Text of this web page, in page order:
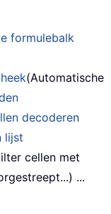
formulebalk
(Automatische
decoderen
lijst
cellen met
...